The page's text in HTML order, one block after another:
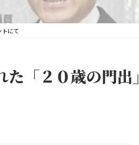
トにて
「２０歳の門出」